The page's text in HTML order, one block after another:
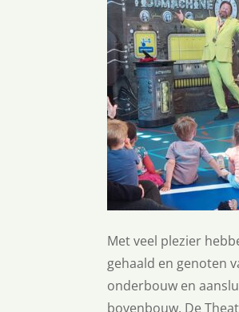
Met veel plezier
gehaald en genoten
onderbouw en
bovenbouw. De